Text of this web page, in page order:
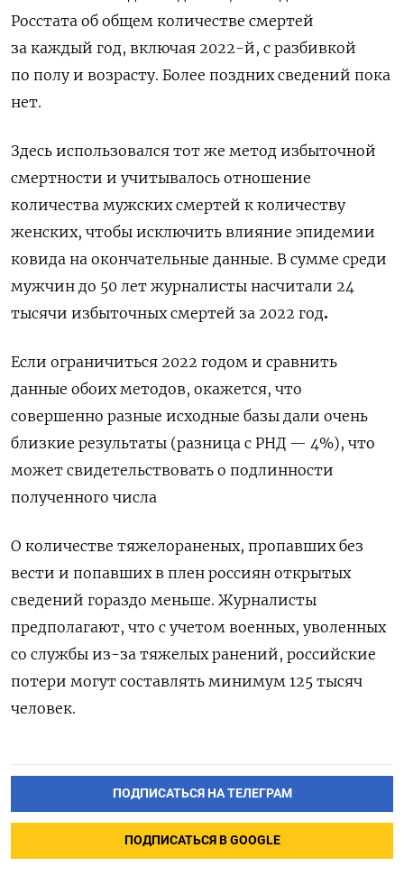
Росстата об общем количестве смертей
за каждый год, включая 2022-й, с разбивкой
по полу и возрасту. Более поздних сведений пока
нет.
Здесь использовался тот же метод избыточной
смертности и учитывалось отношение
количества мужских смертей к количеству
женских, чтобы исключить влияние эпидемии
ковида на окончательные данные. В сумме среди
мужчин до 50 лет журналисты насчитали 24
тысячи избыточных смертей за 2022 год.
Если ограничиться 2022 годом и сравнить
данные обоих методов, окажется, что
совершенно разные исходные базы дали очень
близкие результаты (разница с РНД — 4%), что
может свидетельствовать о подлинности
полученного числа
О количестве тяжелораненых, пропавших без
вести и попавших в плен россиян открытых
сведений гораздо меньше. Журналисты
предполагают, что с учетом военных, уволенных
со службы из-за тяжелых ранений, российские
потери могут составлять минимум 125 тысяч
человек.
ПОДПИСАТЬСЯ НА ТЕЛЕГРАМ
ПОДПИСАТЬСЯ В GOOGLE